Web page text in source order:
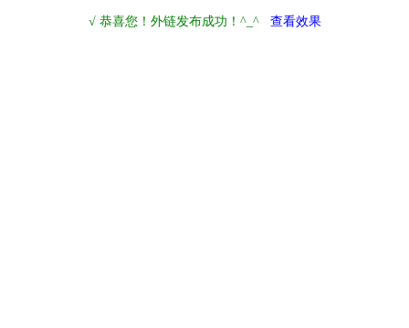
√ 恭喜您！外链发布成功！^_^ 查看效果